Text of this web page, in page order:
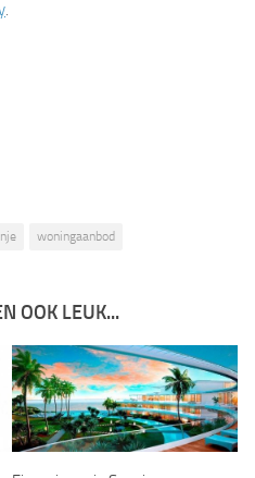
woningaanbod
OOK LEUK...